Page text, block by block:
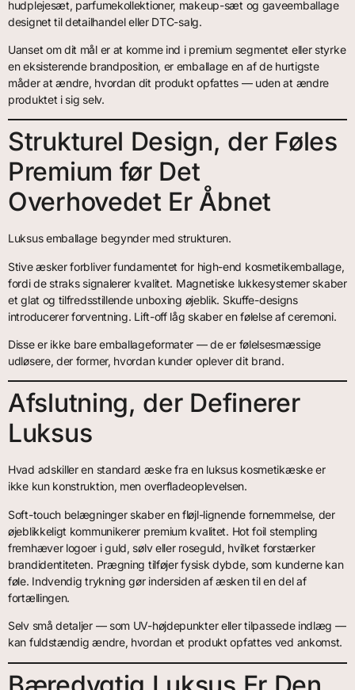
hudplejesæt, parfumekollektioner, makeup-sæt og gaveemballage
designet til detailhandel eller DTC-salg.
Uanset om dit mål er at komme ind i premium segmentet eller styrke
en eksisterende brandposition, er emballage en af de hurtigste
måder at ændre, hvordan dit produkt opfattes — uden at ændre
produktet i sig selv.
Strukturel Design, der Føles
Premium før Det
Overhovedet Er Åbnet
Luksus emballage begynder med strukturen.
Stive æsker forbliver fundamentet for high-end kosmetikemballage,
fordi de straks signalerer kvalitet. Magnetiske lukkesystemer skaber
et glat og tilfredsstillende unboxing øjeblik. Skuffe-designs
introducerer forventning. Lift-off låg skaber en følelse af ceremoni.
Disse er ikke bare emballageformater — de er følelsesmæssige
udløsere, der former, hvordan kunder oplever dit brand.
Afslutning, der Definerer
Luksus
Hvad adskiller en standard æske fra en luksus kosmetikæske er
ikke kun konstruktion, men overfladeoplevelsen.
Soft-touch belægninger skaber en fløjl-lignende fornemmelse, der
øjeblikkeligt kommunikerer premium kvalitet. Hot foil stempling
fremhæver logoer i guld, sølv eller roseguld, hvilket forstærker
brandidentiteten. Prægning tilføjer fysisk dybde, som kunderne kan
føle. Indvendig trykning gør indersiden af æsken til en del af
fortællingen.
Selv små detaljer — som UV-højdepunkter eller tilpassede indlæg —
kan fuldstændig ændre, hvordan et produkt opfattes ved ankomst.